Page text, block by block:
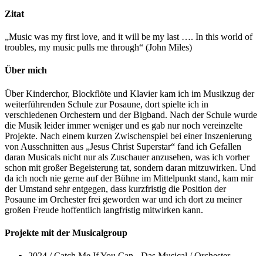
Zitat
„Music was my first love, and it will be my last …. In this world of
troubles, my music pulls me through“ (John Miles)
Über mich
Über Kinderchor, Blockflöte und Klavier kam ich im Musikzug der
weiterführenden Schule zur Posaune, dort spielte ich in
verschiedenen Orchestern und der Bigband. Nach der Schule wurde
die Musik leider immer weniger und es gab nur noch vereinzelte
Projekte. Nach einem kurzen Zwischenspiel bei einer Inszenierung
von Ausschnitten aus „Jesus Christ Superstar“ fand ich Gefallen
daran Musicals nicht nur als Zuschauer anzusehen, was ich vorher
schon mit großer Begeisterung tat, sondern daran mitzuwirken. Und
da ich noch nie gerne auf der Bühne im Mittelpunkt stand, kam mir
der Umstand sehr entgegen, dass kurzfristig die Position der
Posaune im Orchester frei geworden war und ich dort zu meiner
großen Freude hoffentlich langfristig mitwirken kann.
Projekte mit der Musicalgroup